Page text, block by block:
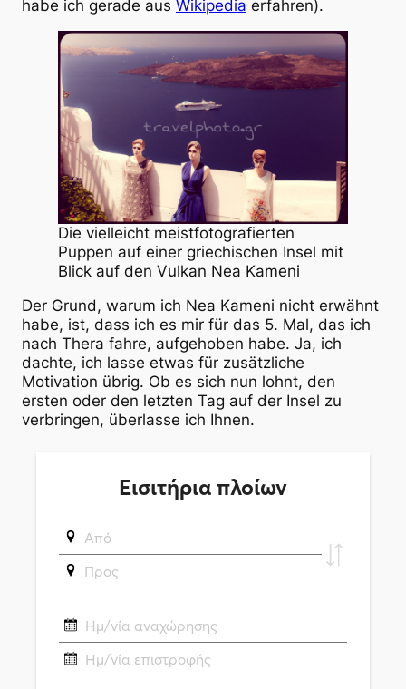
habe ich gerade aus Wikipedia erfahren).
Die vielleicht meistfotografierten
Puppen auf einer griechischen Insel mit
Blick auf den Vulkan Nea Kameni
Der Grund, warum ich Nea Kameni nicht erwähnt
habe, ist, dass ich es mir für das 5. Mal, das ich
nach Thera fahre, aufgehoben habe. Ja, ich
dachte, ich lasse etwas für zusätzliche
Motivation übrig. Ob es sich nun lohnt, den
ersten oder den letzten Tag auf der Insel zu
verbringen, überlasse ich Ihnen.